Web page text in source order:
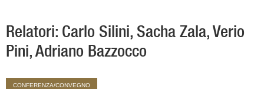
Relatori: Carlo Silini, Sacha Zala, Verio
Pini, Adriano Bazzocco
CONFERENZA/CONVEGNO